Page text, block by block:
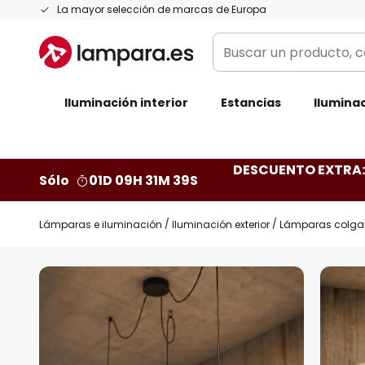
La mayor selección de marcas de Europa
Ir
contenido
Buscar
un
categoría,
Iluminación interior Estancias
Sólo 01D 09H 31M 38S
DESCUENTO
Lámparas e iluminación Iluminación exterior Lámparas
Saltar